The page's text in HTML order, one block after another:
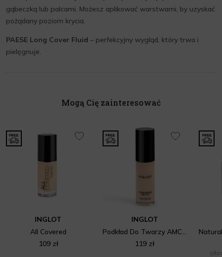
gąbeczką lub palcami. Możesz aplikować warstwami, by uzyskać
pożądany poziom krycia.
PAESE Long Cover Fluid – perfekcyjny wygląd, który trwa i
pielęgnuje.
Mogą Cię zainteresować
INGLOT
All Covered
109 zł
INGLOT
Podkład Do Twarzy AMC Inglot LW300
119 zł